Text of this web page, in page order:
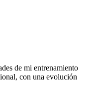
de mi entrenamiento
con una evolución